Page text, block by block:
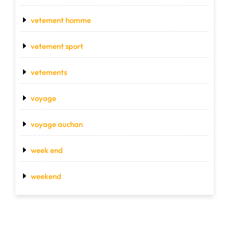
vetement homme
vetement sport
vetements
voyage
voyage auchan
week end
weekend